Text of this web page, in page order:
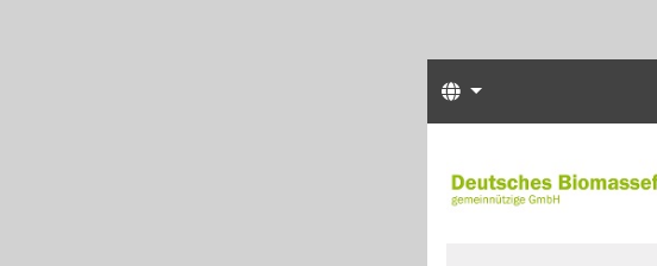
Sprachen